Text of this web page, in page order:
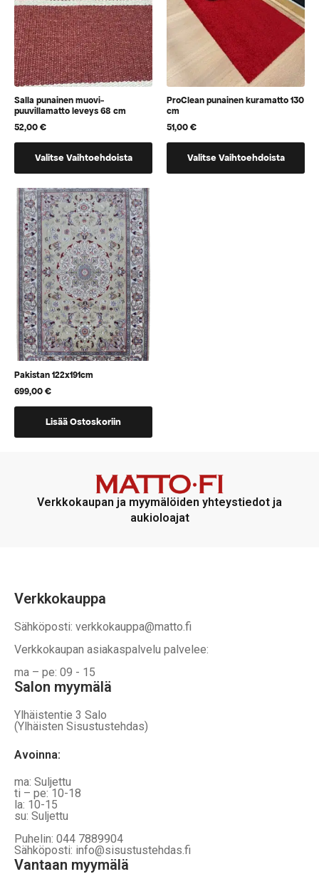
Salla punainen muovi-
puuvillamatto leveys 68 cm
52,00€
Valitse Vaihtoehdoista
vaihtoehtoja,
jotka
voidaan
valita
tuotteen
sivulla
ProClean punainen kuramatto 130
cm
51,00€
Valitse Vaihtoehdoista
Pakistan 122x191cm
699,00€
Lisää Ostoskoriin
Verkkokaupan ja myymälöiden yhteystiedot ja
aukioloajat
Verkkokauppa
Sähköposti: verkkokauppa@matto.fi
Verkkokaupan asiakaspalvelu palvelee:
ma – pe: 09 - 15
Salon myymälä
Ylhäistentie 3 Salo
(Ylhäisten Sisustustehdas)
Avoinna:
ma: Suljettu
ti – pe: 10-18
la: 10-15
su: Suljettu
Puhelin: 044 7889904
Sähköposti: info@sisustustehdas.fi
Vantaan myymälä